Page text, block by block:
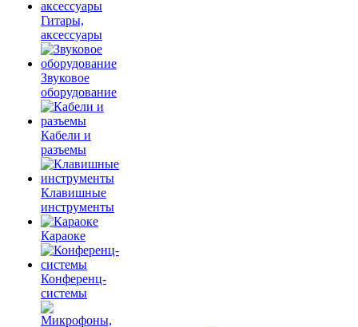
Гитары,
аксессуары
Звуковое
оборудование
Кабели и
разъемы
Клавишные
инструменты
Караоке
Конференц-
системы